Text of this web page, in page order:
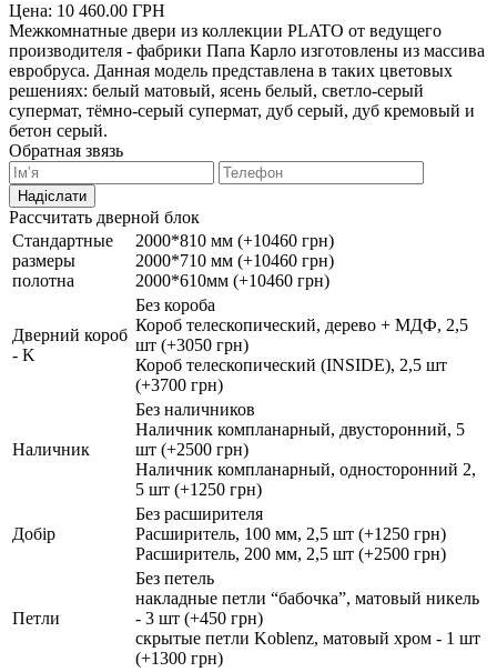
Цена: 10 460.00 ГРН
Межкомнатные двери из коллекции PLATO от ведущего
производителя - фабрики Папа Карло изготовлены из массива
евробруса. Данная модель представлена в таких цветовых
решениях: белый матовый, ясень белый, светло-серый
супермат, тёмно-серый супермат, дуб серый, дуб кремовый и
бетон серый.
Обратная звязь
Надіслати
Рассчитать дверной блок
Стандартные
размеры
полотна
2000*810 мм (+10460 грн)
2000*710 мм (+10460 грн)
2000*610мм (+10460 грн)
Дверний короб
- K
Без короба
Короб телескопический, дерево + МДФ, 2,5
шт (+3050 грн)
Короб телескопический (INSIDE), 2,5 шт
(+3700 грн)
Наличник
Без наличников
Наличник компланарный, двусторонний, 5
шт (+2500 грн)
Наличник компланарный, односторонний 2,
5 шт (+1250 грн)
Добір
Без расширителя
Расширитель, 100 мм, 2,5 шт (+1250 грн)
Расширитель, 200 мм, 2,5 шт (+2500 грн)
Петли
Без петель
накладные петли “бабочка”, матовый никель
- 3 шт (+450 грн)
скрытые петли Koblenz, матовый хром - 1 шт
(+1300 грн)